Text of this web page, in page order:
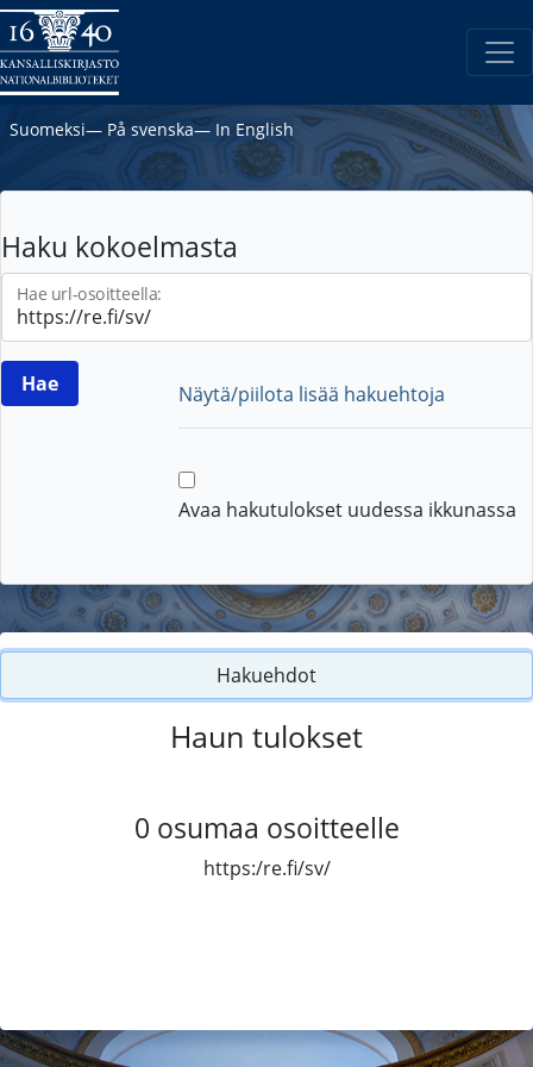
Suomeksi― På svenska― In English
Haku kokoelmasta
Hae url-osoitteella:
Näytä/piilota lisää hakuehtoja
Avaa hakutulokset uudessa ikkunassa
Hakuehdot
Haun tulokset
0 osumaa osoitteelle
https:/re.fi/sv/